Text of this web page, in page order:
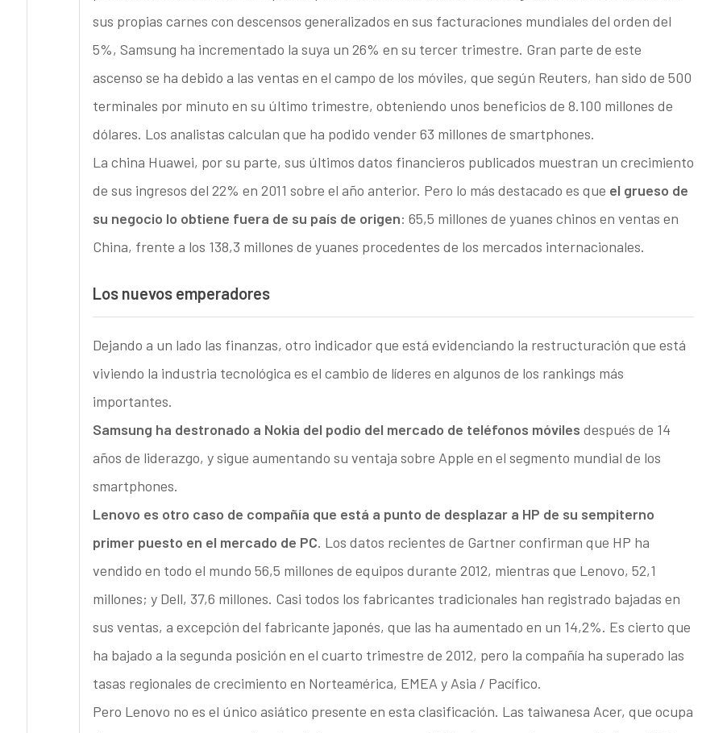
sus propias carnes con descensos generalizados en sus facturaciones mundiales del orden del
5%, Samsung ha incrementado la suya un 26% en su tercer trimestre. Gran parte de este
ascenso se ha debido a las ventas en el campo de los móviles, que según Reuters, han sido de 500
terminales por minuto en su último trimestre, obteniendo unos beneficios de 8.100 millones de
dólares. Los analistas calculan que ha podido vender 63 millones de smartphones.
La china Huawei, por su parte, sus últimos datos financieros publicados muestran un crecimiento
de sus ingresos del 22% en 2011 sobre el año anterior. Pero lo más destacado es que el grueso de
su negocio lo obtiene fuera de su país de origen: 65,5 millones de yuanes chinos en ventas en
China, frente a los 138,3 millones de yuanes procedentes de los mercados internacionales.
Los nuevos emperadores
Dejando a un lado las finanzas, otro indicador que está evidenciando la restructuración que está
viviendo la industria tecnológica es el cambio de líderes en algunos de los rankings más
importantes.
Samsung ha destronado a Nokia del podio del mercado de teléfonos móviles después de 14
años de liderazgo, y sigue aumentando su ventaja sobre Apple en el segmento mundial de los
smartphones.
Lenovo es otro caso de compañía que está a punto de desplazar a HP de su sempiterno
primer puesto en el mercado de PC. Los datos recientes de Gartner confirman que HP ha
vendido en todo el mundo 56,5 millones de equipos durante 2012, mientras que Lenovo, 52,1
millones; y Dell, 37,6 millones. Casi todos los fabricantes tradicionales han registrado bajadas en
sus ventas, a excepción del fabricante japonés, que las ha aumentado en un 14,2%. Es cierto que
ha bajado a la segunda posición en el cuarto trimestre de 2012, pero la compañía ha superado las
tasas regionales de crecimiento en Norteamérica, EMEA y Asia / Pacífico.
Pero Lenovo no es el único asiático presente en esta clasificación. Las taiwanesa Acer, que ocupa